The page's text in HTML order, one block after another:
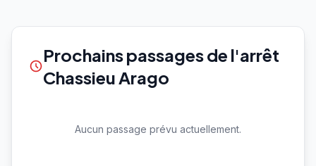
Prochains passages de l'arrêt
Chassieu Arago
Aucun passage prévu actuellement.